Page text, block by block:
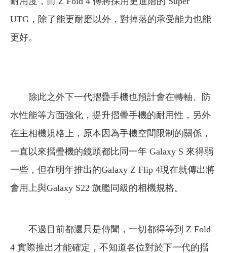
UTG，除了能更耐磨以外，對掉落的承受能力也能
更好。
除此之外下一代摺疊手機也預計會在轉軸、防
水性能等方面強化，提升摺疊手機的耐用性，另外
在主相機規格上，原本因為手機空間限制的關係，
一直以來摺疊機的鏡頭都比同一年 Galaxy S 來得弱
一些，但在明年推出的Galaxy Z Flip 4現在就傳出將
會用上與Galaxy S22 旗艦同級的相機規格。
不過目前都還只是傳聞，一切都得等到 Z Fold
4 實際推出才能確定，不知道各位對於下一代的摺